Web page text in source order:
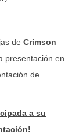
de Crimson
presentación en
de
a su